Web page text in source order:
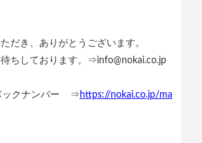
だき、ありがとうございます。
ちしております。⇒info@nokai.co.jp
ックナンバー ⇒ https://nokai.co.jp/ma